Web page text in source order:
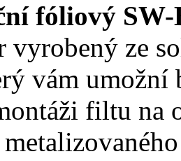
fóliový SW-
ze
vám umožní
filtu na